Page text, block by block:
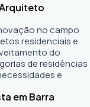
no campo
residenciais e
do
de residências
e
em Barra